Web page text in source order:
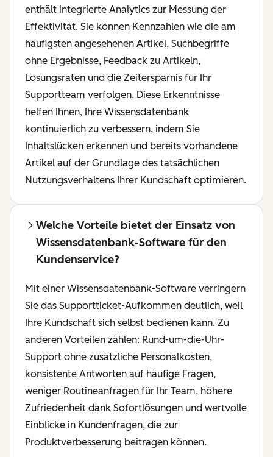
enthält integrierte Analytics zur Messung der
Effektivität. Sie können Kennzahlen wie die am
häufigsten angesehenen Artikel, Suchbegriffe
ohne Ergebnisse, Feedback zu Artikeln,
Lösungsraten und die Zeitersparnis für Ihr
Supportteam verfolgen. Diese Erkenntnisse
helfen Ihnen, Ihre Wissensdatenbank
kontinuierlich zu verbessern, indem Sie
Inhaltslücken erkennen und bereits vorhandene
Artikel auf der Grundlage des tatsächlichen
Nutzungsverhaltens Ihrer Kundschaft optimieren.
Welche Vorteile bietet der Einsatz von
Wissensdatenbank-Software für den
Kundenservice?
Mit einer Wissensdatenbank-Software verringern
Sie das Supportticket-Aufkommen deutlich, weil
Ihre Kundschaft sich selbst bedienen kann. Zu
anderen Vorteilen zählen: Rund-um-die-Uhr-
Support ohne zusätzliche Personalkosten,
konsistente Antworten auf häufige Fragen,
weniger Routineanfragen für Ihr Team, höhere
Zufriedenheit dank Sofortlösungen und wertvolle
Einblicke in Kundenfragen, die zur
Produktverbesserung beitragen können.